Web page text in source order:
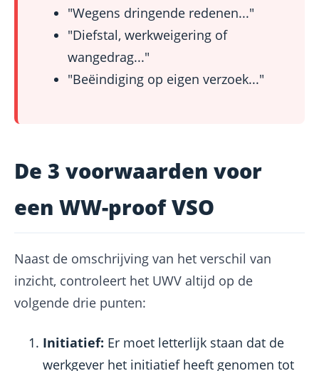
"Wegens dringende redenen..."
"Diefstal, werkweigering of
wangedrag..."
"Beëindiging op eigen verzoek..."
De 3 voorwaarden voor
een WW-proof VSO
Naast de omschrijving van het verschil van
inzicht, controleert het UWV altijd op de
volgende drie punten:
Initiatief: Er moet letterlijk staan dat de
werkgever het initiatief heeft genomen tot